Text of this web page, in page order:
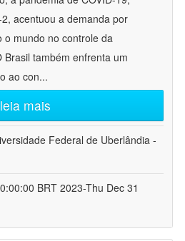
acentuou a demanda por
o mundo no controle da
também enfrenta um
ao con...
leia mais
Federal de Uberlândia -
BRT 2023-Thu Dec 31